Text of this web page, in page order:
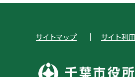
サイトマップ サイト利
千葉市役所